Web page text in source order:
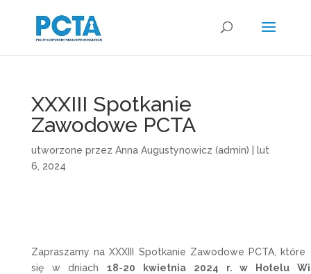
XXXIII Spotkanie
Zawodowe PCTA
utworzone przez Anna Augustynowicz (admin)
lut
6, 2024
Zapraszamy na XXXIII Spotkanie Zawodowe PCTA, które
się w dniach18-20 kwietnia 2024 r. w Hotelu